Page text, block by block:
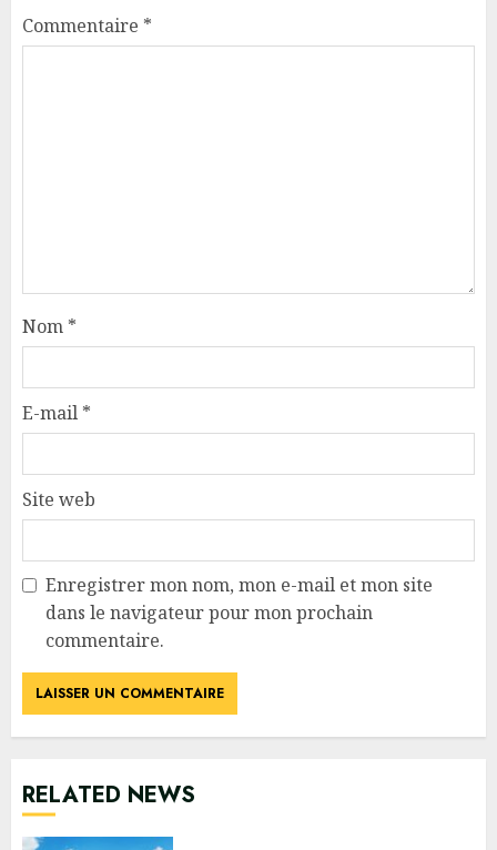
Commentaire *
Nom *
E-mail *
Site web
Enregistrer mon nom, mon e-mail et mon site
dans le navigateur pour mon prochain
commentaire.
RELATED NEWS